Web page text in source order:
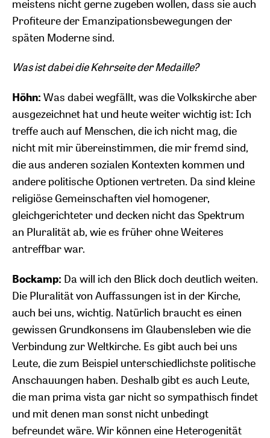
meistens nicht gerne zugeben wollen, dass sie auch
Profiteure der Emanzipationsbewegungen der
späten Moderne sind.
Was ist dabei die Kehrseite der Medaille?
Höhn: Was dabei wegfällt, was die Volkskirche aber
ausgezeichnet hat und heute weiter wichtig ist: Ich
treffe auch auf Menschen, die ich nicht mag, die
nicht mit mir übereinstimmen, die mir fremd sind,
die aus anderen sozialen Kontexten kommen und
andere politische Optionen vertreten. Da sind kleine
religiöse Gemeinschaften viel homogener,
gleichgerichteter und decken nicht das Spektrum
an Pluralität ab, wie es früher ohne Weiteres
antreffbar war.
Bockamp: Da will ich den Blick doch deutlich weiten.
Die Pluralität von Auffassungen ist in der Kirche,
auch bei uns, wichtig. Natürlich braucht es einen
gewissen Grundkonsens im Glaubensleben wie die
Verbindung zur Weltkirche. Es gibt auch bei uns
Leute, die zum Beispiel unterschiedlichste politische
Anschauungen haben. Deshalb gibt es auch Leute,
die man prima vista gar nicht so sympathisch findet
und mit denen man sonst nicht unbedingt
befreundet wäre. Wir können eine Heterogenität